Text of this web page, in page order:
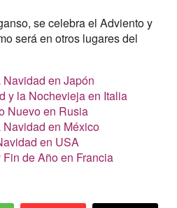
se celebra el Adviento y
será en otros lugares del
en Japón
y la Nochevieja en Italia
Nuevo en Rusia
en México
en USA
de Año en Francia